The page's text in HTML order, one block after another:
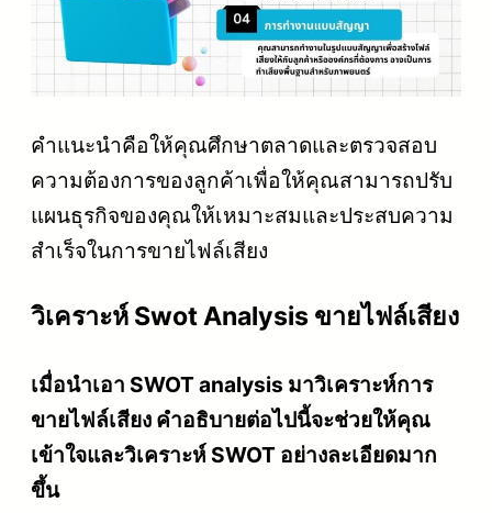
คำแนะนำคือให้คุณศึกษาตลาดและตรวจสอบ
ความต้องการของลูกค้าเพื่อให้คุณสามารถปรับ
แผนธุรกิจของคุณให้เหมาะสมและประสบความ
สำเร็จในการขายไฟล์เสียง
วิเคราะห์ Swot Analysis ขายไฟล์เสียง
เมื่อนำเอา SWOT analysis มาวิเคราะห์การ
ขายไฟล์เสียง คำอธิบายต่อไปนี้จะช่วยให้คุณ
เข้าใจและวิเคราะห์ SWOT อย่างละเอียดมาก
ขึ้น